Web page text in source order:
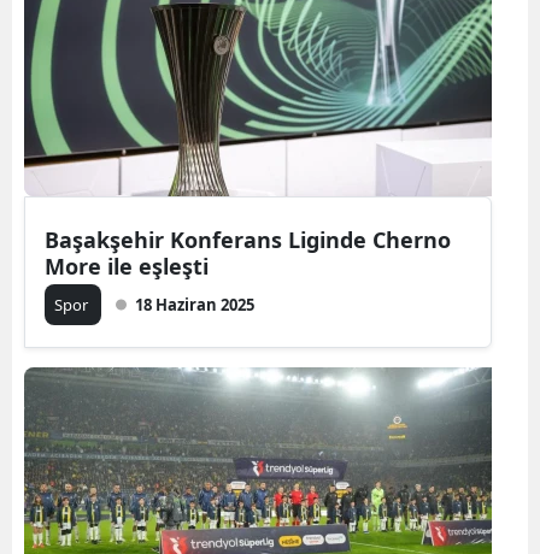
Başakşehir Konferans Liginde Cherno
More ile eşleşti
Spor 18 Haziran 2025